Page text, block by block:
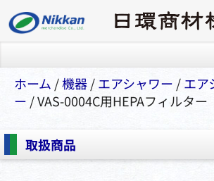
ホーム /機器/エアシャワー /エア
ー / VAS-0004C用HEPAフィルター
取扱商品